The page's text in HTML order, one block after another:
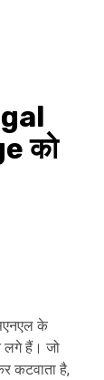
को
के
लगे हैं। जो
कटवाता है,